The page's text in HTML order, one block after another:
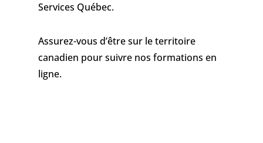
Services Québec.
Assurez-vous d’être sur le territoire
canadien pour suivre nos formations en
ligne.